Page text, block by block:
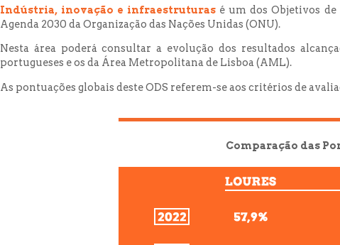
Indústria, inovação e infraestruturas é um dos Objetivos
Agenda 2030 da Organização das Nações Unidas (ONU).
Nesta área poderá consultar a evolução dos resultados
portugueses e os da Área Metropolitana de Lisboa (AML).
As pontuações globais deste ODS referem-se aos critérios de
Comparação das